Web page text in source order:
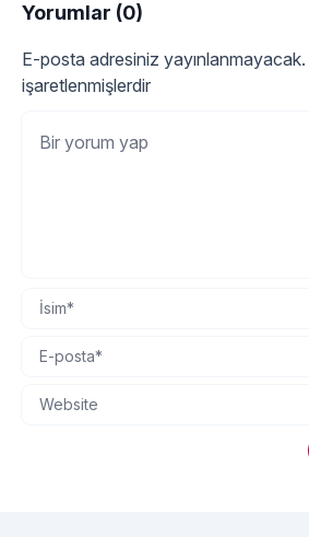
Yorumlar (0)
E-posta adresiniz yayınlanmayacak.
işaretlenmişlerdir